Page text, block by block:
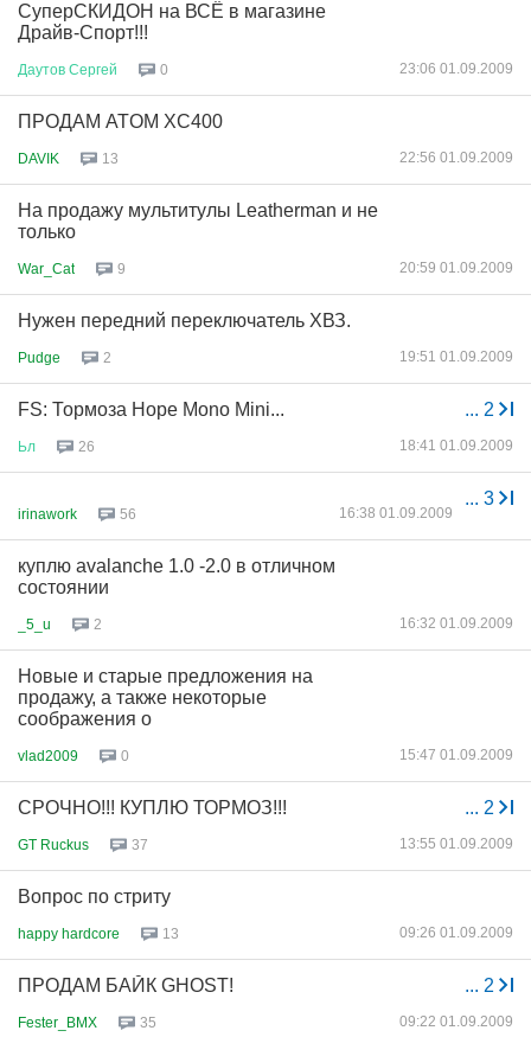
СуперСКИДОН на ВСЁ в магазине
Драйв-Спорт!!!
Даутов Сергей 0 23:06 01.09.2009
ПРОДАМ ATOM XC400
DAVIK 13 22:56 01.09.2009
На продажу мультитулы Leatherman и не
только
War_Cat 9 20:59 01.09.2009
Нужен передний переключатель ХВЗ.
Pudge 2 19:51 01.09.2009
... 2
FS: Тормоза Hope Mono Mini...
Ьл 26 18:41 01.09.2009
... 3
irinawork 56 16:38 01.09.2009
куплю avаlanche 1.0 -2.0 в отличном
состоянии
_5_u 2 16:32 01.09.2009
Новые и старые предложения на
продажу, а также некоторые
соображения о
vlad2009 0 15:47 01.09.2009
... 2
СРОЧНО!!! КУПЛЮ ТОРМОЗ!!!
GT Ruckus 37 13:55 01.09.2009
Вопрос по стриту
happy hardcore 13 09:26 01.09.2009
... 2
ПРОДАМ БАЙК GHOST!
Fester_BMX 35 09:22 01.09.2009